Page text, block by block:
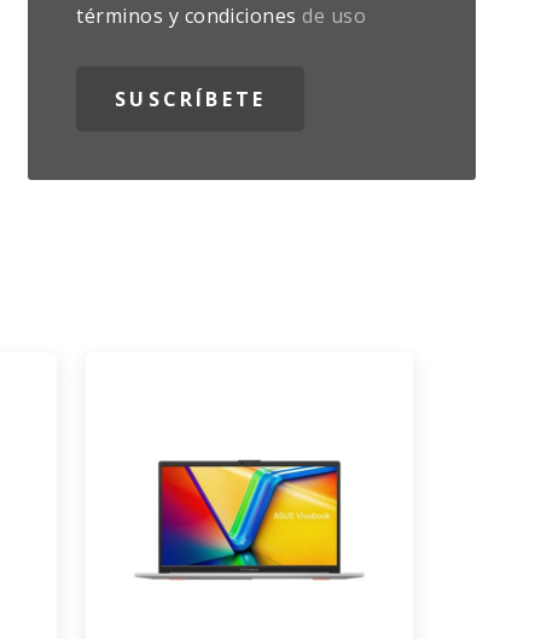
términos y condiciones de uso